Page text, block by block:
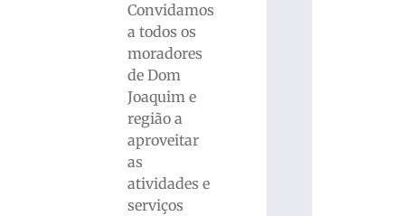
Convidamos
a todos os
moradores
de Dom
Joaquim e
região a
aproveitar
as
atividades e
serviços